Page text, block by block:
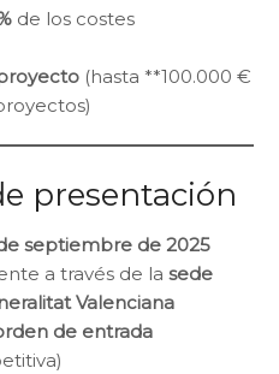
de los costes
(hasta **100.000 €
presentación
septiembre de 2025
a través de la sede
Valenciana
de entrada